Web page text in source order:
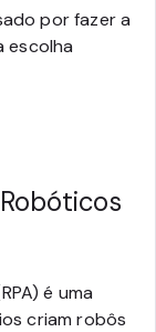
por fazer a
escolha
é uma
criam robôs